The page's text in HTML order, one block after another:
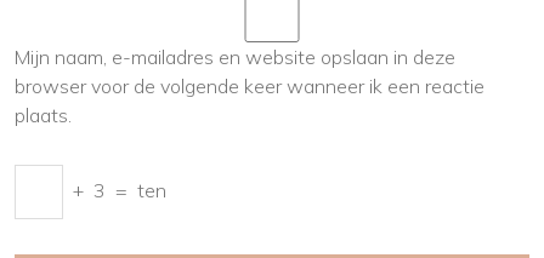
Mijn naam, e-mailadres en website opslaan in deze
browser voor de volgende keer wanneer ik een reactie
plaats.
+ 3 = ten